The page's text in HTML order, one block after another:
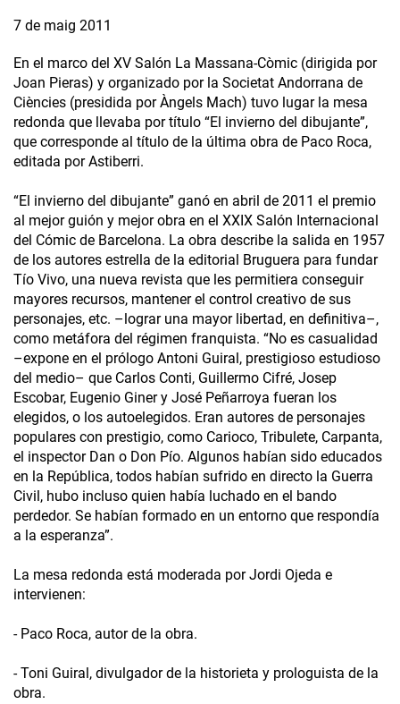
7 de maig 2011
En el marco del XV Salón La Massana-Còmic (dirigida por
Joan Pieras) y organizado por la Societat Andorrana de
Ciències (presidida por Àngels Mach) tuvo lugar la mesa
redonda que llevaba por título “El invierno del dibujante”,
que corresponde al título de la última obra de Paco Roca,
editada por Astiberri.
“El invierno del dibujante” ganó en abril de 2011 el premio
al mejor guión y mejor obra en el XXIX Salón Internacional
del Cómic de Barcelona. La obra describe la salida en 1957
de los autores estrella de la editorial Bruguera para fundar
Tío Vivo, una nueva revista que les permitiera conseguir
mayores recursos, mantener el control creativo de sus
personajes, etc. –lograr una mayor libertad, en definitiva–,
como metáfora del régimen franquista. “No es casualidad
–expone en el prólogo Antoni Guiral, prestigioso estudioso
del medio– que Carlos Conti, Guillermo Cifré, Josep
Escobar, Eugenio Giner y José Peñarroya fueran los
elegidos, o los autoelegidos. Eran autores de personajes
populares con prestigio, como Carioco, Tribulete, Carpanta,
el inspector Dan o Don Pío. Algunos habían sido educados
en la República, todos habían sufrido en directo la Guerra
Civil, hubo incluso quien había luchado en el bando
perdedor. Se habían formado en un entorno que respondía
a la esperanza”.
La mesa redonda está moderada por Jordi Ojeda e
intervienen:
- Paco Roca, autor de la obra.
- Toni Guiral, divulgador de la historieta y prologuista de la
obra.